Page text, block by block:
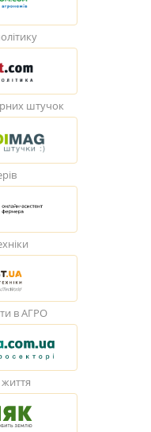
штучок
в АГРО
життя